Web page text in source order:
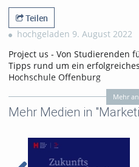
views
favorites
Teilen
hochgeladen 9. August 2022
Project us - Von Studierenden
Tipps rund um ein
Hochschule Offenburg
Tags:
erfolgreich studieren
studium
hilfen
zusammen lernen
Mehr
Mehr Medien in